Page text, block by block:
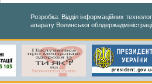
Розробка: Відділ інформаційних
апарату Волинської